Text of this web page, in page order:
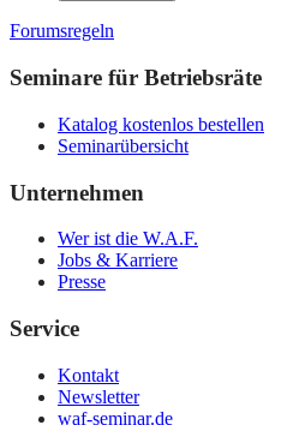
Forumsregeln
Seminare für Betriebsräte
Katalog kostenlos bestellen
Seminarübersicht
Unternehmen
Wer ist die W.A.F.
Jobs & Karriere
Presse
Service
Kontakt
Newsletter
waf-seminar.de